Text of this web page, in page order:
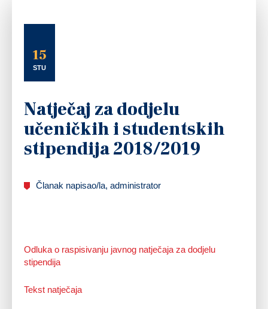
15
STU
Natječaj za dodjelu
učeničkih i studentskih
stipendija 2018/2019
Članak napisao/la, administrator
Odluka o raspisivanju javnog natječaja za dodjelu
stipendija
Tekst natječaja